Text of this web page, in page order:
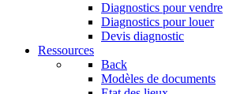
Diagnostics pour vendre
Diagnostics pour louer
Devis diagnostic
Ressources
Back
Modèles de documents